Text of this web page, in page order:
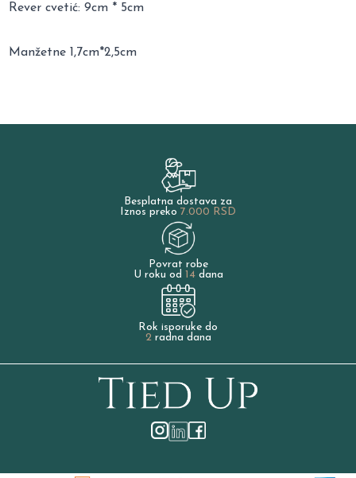
Rever cvetić: 9cm * 5cm
Manžetne 1,7cm*2,5cm
Besplatna dostava za
Iznos preko 7.000 RSD
Povrat robe
U roku od 14dana
Rok isporuke do
2radna dana